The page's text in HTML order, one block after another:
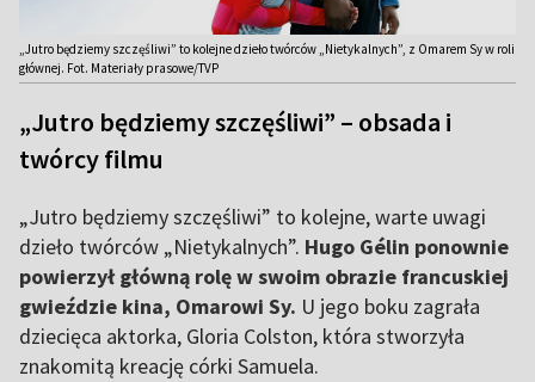
„Jutro będziemy szczęśliwi” to kolejne dzieło twórców „Nietykalnych”, z Omarem Sy w roli
głównej. Fot. Materiały prasowe/TVP
„Jutro będziemy szczęśliwi” – obsada i
twórcy filmu
„Jutro będziemy szczęśliwi” to kolejne, warte uwagi
dzieło twórców „Nietykalnych”. Hugo Gélin ponownie
powierzył główną rolę w swoim obrazie francuskiej
gwieździe kina, Omarowi Sy. U jego boku zagrała
dziecięca aktorka, Gloria Colston, która stworzyła
znakomitą kreację córki Samuela.